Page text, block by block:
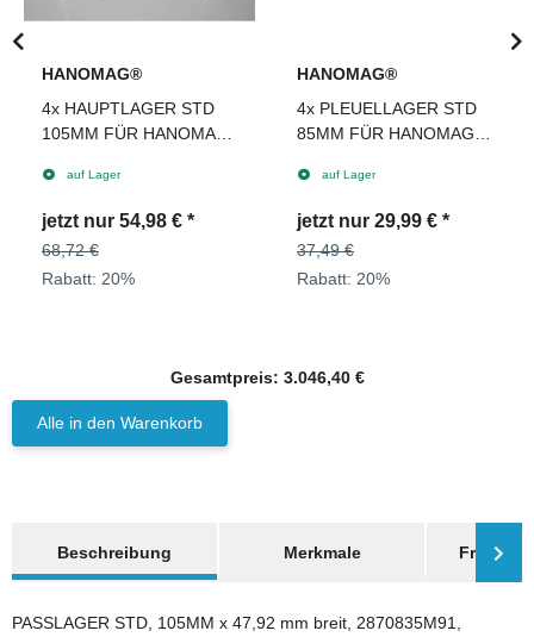
HANOMAG®
4x HAUPTLAGER STD
105MM FÜR HANOMAG
auf Lager
jetzt nur 54,98 € *
68,72 €
Rabatt: 20%
HANOMAG®
4x PLEUELLAGER STD
85MM FÜR HANOMAG
auf Lager
jetzt nur 29,99 € *
37,49 €
Rabatt: 20%
Gesamtpreis: 3.046,40 €
Alle in den Warenkorb
Beschreibung
Merkmale Frage
PASSLAGER STD, 105MM x 47,92 mm breit, 2870835M91,